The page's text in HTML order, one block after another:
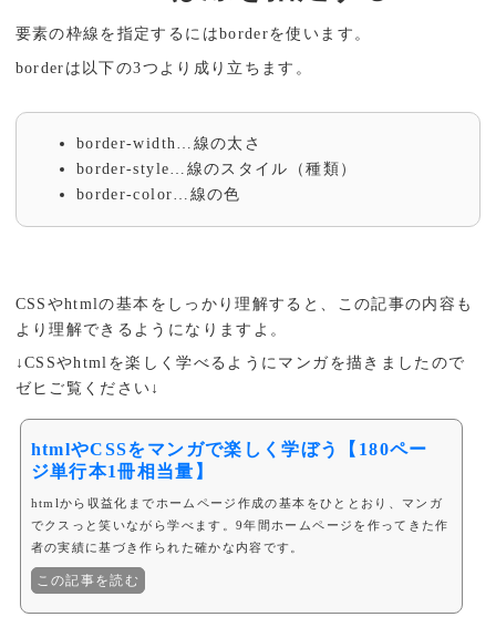
要素の枠線を指定するにはborderを使います。
borderは以下の3つより成り立ちます。
border-width…線の太さ
border-style…線のスタイル（種類）
border-color…線の色
CSSやhtmlの基本をしっかり理解すると、この記事の内容も
より理解できるようになりますよ。
↓CSSやhtmlを楽しく学べるようにマンガを描きましたので
ゼヒご覧ください↓
htmlやCSSをマンガで楽しく学ぼう【180ペー
ジ単行本1冊相当量】
htmlから収益化までホームページ作成の基本をひととおり、マンガ
でクスっと笑いながら学べます。9年間ホームページを作ってきた作
者の実績に基づき作られた確かな内容です。
この記事を読む